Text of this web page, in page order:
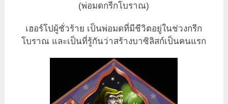
(พ่อมดกรีกโบราณ)
เฮอร์โปผู้ชั่วร้าย เป็นพ่อมดที่มีชีวิตอยู่ในช่วงกรีก
โบราณ และเป็นที่รู้กันว่าสร้างบาซิลิสก์เป็นคนแรก